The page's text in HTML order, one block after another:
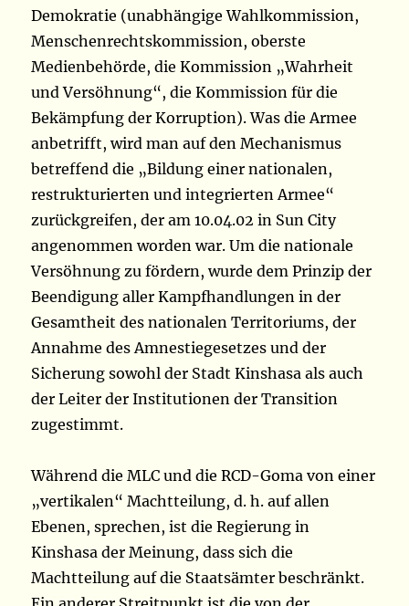
Demokratie (unabhängige Wahlkommission,
Menschenrechtskommission, oberste
Medienbehörde, die Kommission „Wahrheit
und Versöhnung“, die Kommission für die
Bekämpfung der Korruption). Was die Armee
anbetrifft, wird man auf den Mechanismus
betreffend die „Bildung einer nationalen,
restrukturierten und integrierten Armee“
zurückgreifen, der am 10.04.02 in Sun City
angenommen worden war. Um die nationale
Versöhnung zu fördern, wurde dem Prinzip der
Beendigung aller Kampfhandlungen in der
Gesamtheit des nationalen Territoriums, der
Annahme des Amnestiegesetzes und der
Sicherung sowohl der Stadt Kinshasa als auch
der Leiter der Institutionen der Transition
zugestimmt.
Während die MLC und die RCD-Goma von einer
„vertikalen“ Machtteilung, d. h. auf allen
Ebenen, sprechen, ist die Regierung in
Kinshasa der Meinung, dass sich die
Machtteilung auf die Staatsämter beschränkt.